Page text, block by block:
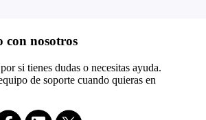
con nosotros
si tienes dudas o necesitas ayuda.
de soporte cuando quieras en